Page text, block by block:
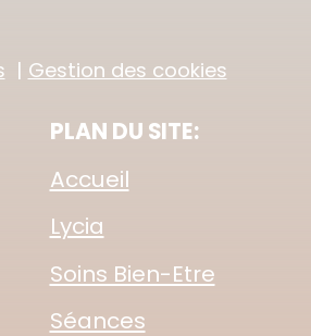
Gestion des cookies
PLAN DU SITE:
Accueil
Lycia
Soins Bien-Etre
Séances